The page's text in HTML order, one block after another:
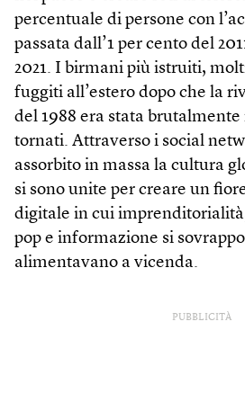
percentuale di persone con
passata dall’1 per cento del
2021. I birmani più istruiti,
fuggiti all’estero dopo che la
del 1988 era stata brutalmente
tornati. Attraverso i social
assorbito in massa la cultura
si sono unite per creare un
digitale in cui
pop e informazione si
alimentavano a vicenda.
PUBBLICITÀ